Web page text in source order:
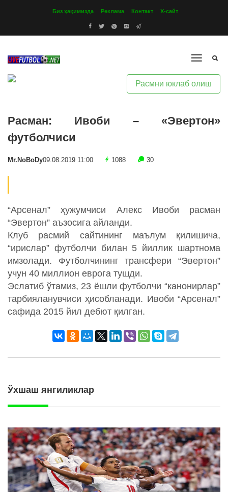
Биз ҳақимизда Реклама Контакт Х-сайт
Расмни юклаб олиш
Расман: Ивоби – «Эвертон»
футболчиси
Mr.NoBoDy09.08.2019 11:00 1088 30
“Арсенал” ҳужумчиси Алекс Ивоби расман
“Эвертон” аъзосига айланди.
Клуб расмий сайтининг маълум қилишича,
“ирислар” футболчи билан 5 йиллик шартнома
имзолади. Футболчининг трансфери “Эвертон”
учун 40 миллион еврога тушди.
Эслатиб ўтамиз, 23 ёшли футболчи “канонирлар”
тарбияланувчиси ҳисобланади. Ивоби “Арсенал”
сафида 2015 йил дебют қилган.
Ўхшаш янгиликлар